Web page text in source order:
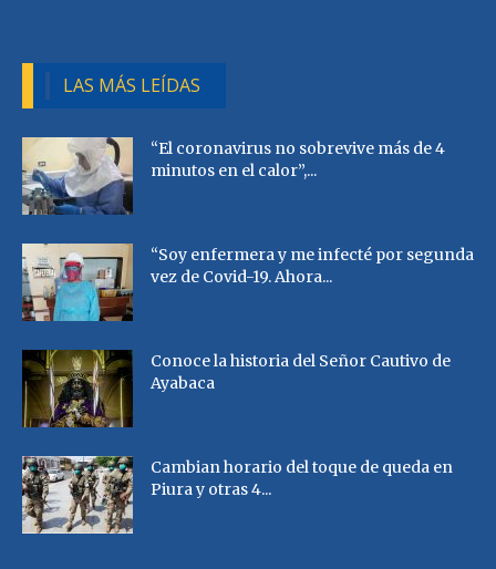
LAS MÁS LEÍDAS
“El coronavirus no sobrevive más de 4
minutos en el calor”,...
“Soy enfermera y me infecté por segunda
vez de Covid-19. Ahora...
Conoce la historia del Señor Cautivo de
Ayabaca
Cambian horario del toque de queda en
Piura y otras 4...